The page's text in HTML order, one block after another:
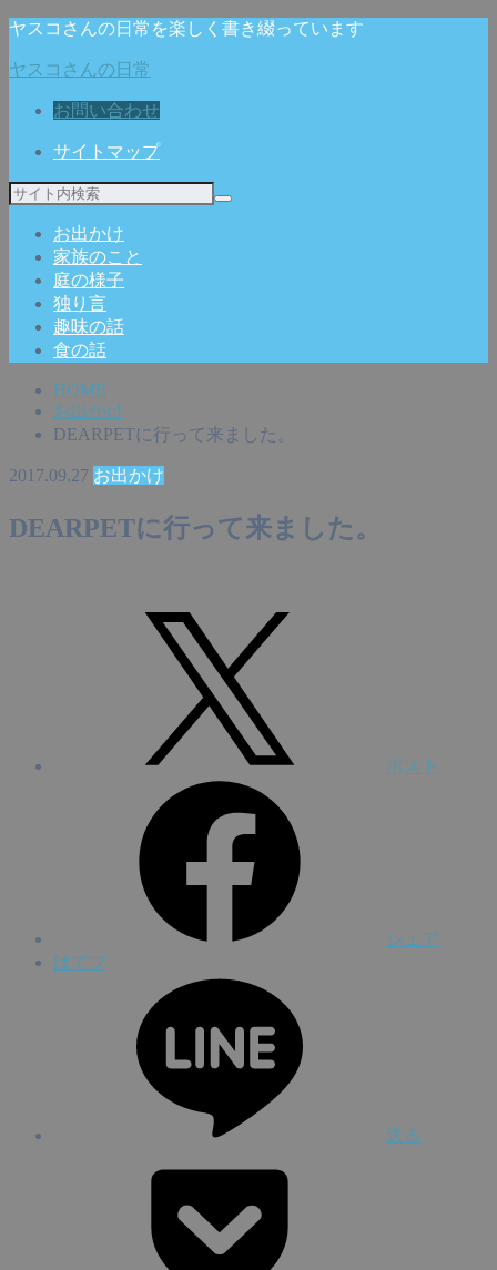
ヤスコさんの日常を楽しく書き綴っています
ヤスコさんの日常
お問い合わせ
サイトマップ
お出かけ
家族のこと
庭の様子
独り言
趣味の話
食の話
HOME
お出かけ
DEARPETに行って来ました。
2017.09.27 お出かけ
DEARPETに行って来ました。
ポスト
シェア
はてブ
送る